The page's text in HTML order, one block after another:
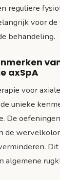
reguliere
voor
behandeling.
axSpA
voor
unieke
De
de
algemene